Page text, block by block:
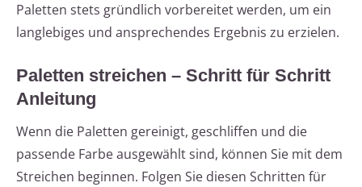
Paletten stets gründlich vorbereitet werden, um ein
langlebiges und ansprechendes Ergebnis zu erzielen.
Paletten streichen – Schritt für Schritt
Anleitung
Wenn die Paletten gereinigt, geschliffen und die
passende Farbe ausgewählt sind, können Sie mit dem
Streichen beginnen. Folgen Sie diesen Schritten für